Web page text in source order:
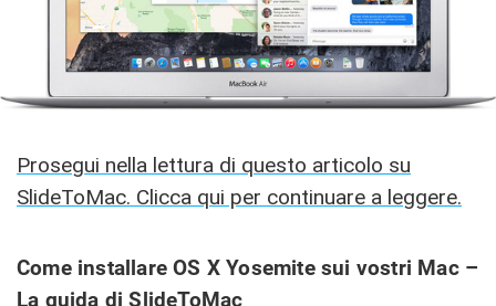
Prosegui nella lettura di questo articolo su
SlideToMac. Clicca qui per continuare a leggere.
Come installare OS X Yosemite sui vostri Mac –
La guida di SlideToMac